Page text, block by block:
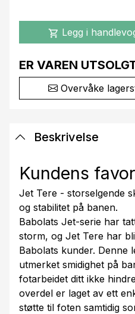
shopping_cart Legg i
ER VAREN
Overvåke
Beskrivelse
Kundens
Jet Tere - storselgende
og stabilitet på banen.
Babolats Jet-serie har
storm, og Jet Tere har
Babolats kunder. Denne
utmerket smidighet på
fotarbeidet ditt ikke
overdel er laget av ett
støtte til foten samtidig